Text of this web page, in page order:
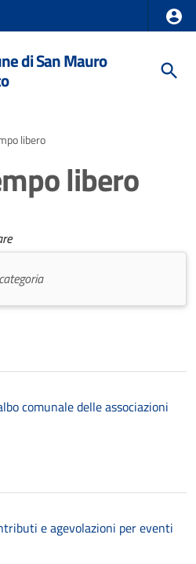
di San Mauro
libero
libero
comunale delle associazioni
e agevolazioni per eventi